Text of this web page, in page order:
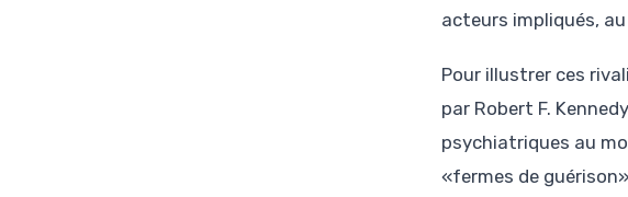
acteurs impliqués,
Pour illustrer ces
par Robert F.
psychiatriques au
«fermes de